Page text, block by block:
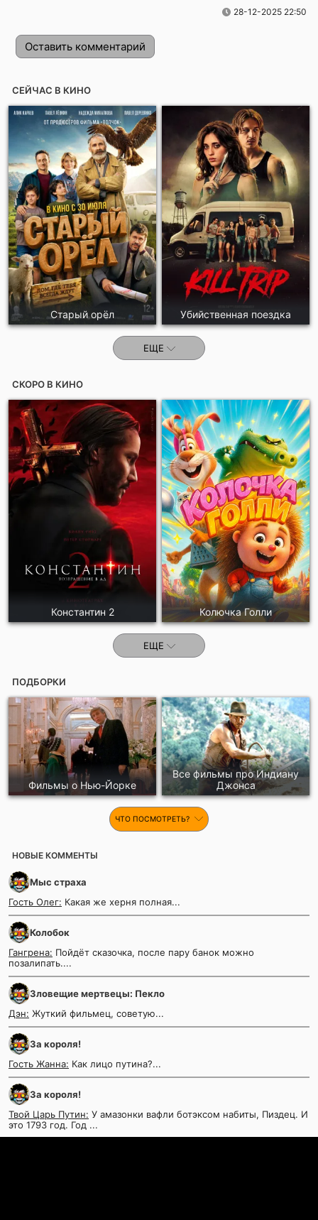
28-12-2025 22:50
Оставить комментарий
Отправить!
СЕЙЧАС В КИНО
Старый орёл Убийственная поездка
ЕЩЕ
СКОРО В КИНО
Константин 2 Колючка Голли
ЕЩЕ
ПОДБОРКИ
Фильмы о Нью-Йорке
Все фильмы про Индиану
Джонса
ЧТО ПОСМОТРЕТЬ?
НОВЫЕ КОММЕНТЫ
Мыс страха
Гость Олег: Какая же херня полная...
Колобок
Гангрена: Пойдёт сказочка, после пару банок можно
позалипать....
Зловещие мертвецы: Пекло
Дэн: Жуткий фильмец, советую...
За короля!
Гость Жанна: Как лицо путина?...
За короля!
Твой Царь Путин: У амазонки вафли ботэксом набиты, Пиздец. И
это 1793 год. Год ...